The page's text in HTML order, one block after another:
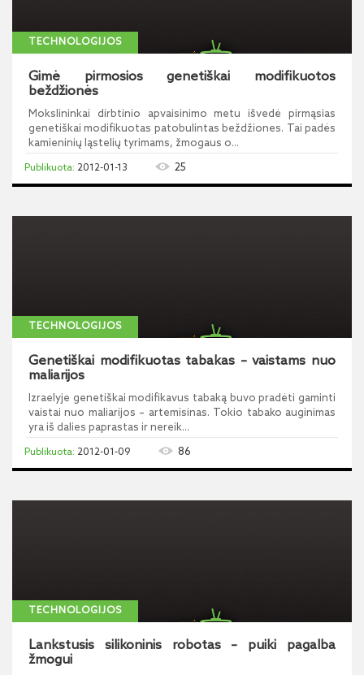
TECHNOLOGIJOS
Gimė pirmosios genetiškai modifikuotos
beždžionės
Mokslininkai dirbtinio apvaisinimo metu išvedė pirmąsias
genetiškai modifikuotas patobulintas beždžiones. Tai padės
kamieninių ląstelių tyrimams, žmogaus o...
2012-01-13 25
TECHNOLOGIJOS
Genetiškai modifikuotas tabakas – vaistams nuo
maliarijos
Izraelyje genetiškai modifikavus tabaką buvo pradėti gaminti
vaistai nuo maliarijos – artemisinas. Tokio tabako auginimas
yra iš dalies paprastas ir nereik...
2012-01-09 86
TECHNOLOGIJOS
Lankstusis silikoninis robotas – puiki pagalba
žmogui